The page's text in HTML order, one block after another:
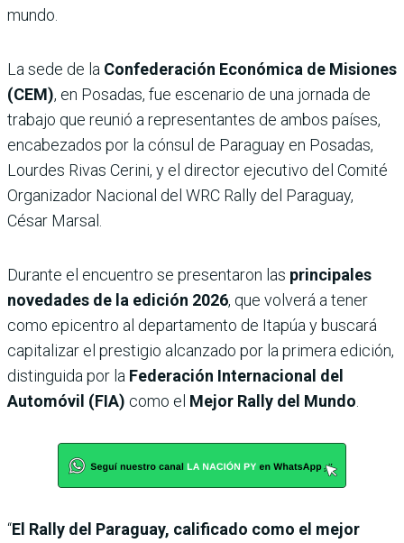
mundo.
La sede de la Confederación Económica de Misiones
(CEM), en Posadas, fue escenario de una jornada de
trabajo que reunió a representantes de ambos países,
encabezados por la cónsul de Paraguay en Posadas,
Lourdes Rivas Cerini, y el director ejecutivo del Comité
Organizador Nacional del WRC Rally del Paraguay,
César Marsal.
Durante el encuentro se presentaron las principales
novedades de la edición 2026, que volverá a tener
como epicentro al departamento de Itapúa y buscará
capitalizar el prestigio alcanzado por la primera edición,
distinguida por la Federación Internacional del
Automóvil (FIA) como el Mejor Rally del Mundo
“El Rally del Paraguay, calificado como el mejor